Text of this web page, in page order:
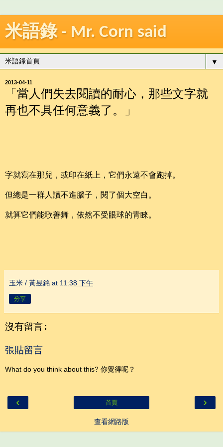
米語錄 - Mr. Corn said
▼
2013-04-11
「當人們失去閱讀的耐心，那些文字就
再也不具任何意義了。」
字就寫在那兒，或印在紙上，它們永遠不會跑掉。
但總是一群人讀不進腦子，閱了個大空白。
就算它們能歌善舞，依然不受眼球的青睞。
玉米 / 黃昱銘 at 11:38 下午
分享
沒有留言:
張貼留言
What do you think about this? 你覺得呢？
‹ ›
首頁
查看網路版